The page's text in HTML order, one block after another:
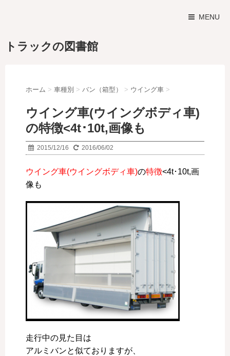
MENU
トラックの図書館
ホーム > 車種別 > バン（箱型） > ウイング車 >
ウイング車(ウイングボディ車)
の特徴<4t･10t,画像も
2015/12/16 2016/06/02
ウイング車(ウイングボディ車)の特徴<4t･10t,画
像も
走行中の見た目は
アルミバンと似ておりますが、